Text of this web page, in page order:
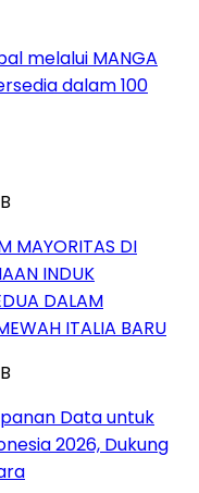
melalui MANGA
dalam 100
MAYORITAS DI
INDUK
DALAM
ITALIA BARU
Data untuk
2026, Dukung